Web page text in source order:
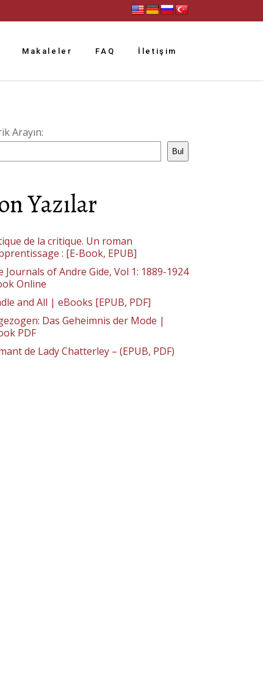
Makaleler FAQ İletişim
Arayın:
Bul
Yazılar
de la critique. Un roman
: [E-Book, EPUB]
Journals of Andre Gide, Vol 1: 1889-1924
Online
and All | eBooks [EPUB, PDF]
Das Geheimnis der Mode |
PDF
de Lady Chatterley – (EPUB, PDF)